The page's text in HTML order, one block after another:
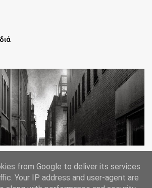
from Google to deliver its services
Your IP address and user-agent are